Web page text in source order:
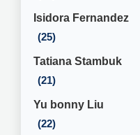
Isidora Fernandez
25
Tatiana Stambuk
21
Yu bonny Liu
22